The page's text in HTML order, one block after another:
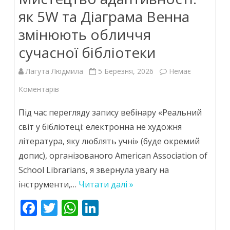
як 5W та Діаграма Венна
змінюють обличчя
сучасної бібліотеки
Лагута Людмила 5 Березня, 2026
Немає
Коментарів
адаптивності:
як
5W
Венна
Під час перегляду запису вебінару «Реальний
світ у бібліотеці: електронна не художня
література, яку люблять учні» (буде окремий
допис), організованого American Association of
School Librarians, я звернула увагу на
інструменти,… Читати далі »
F T W